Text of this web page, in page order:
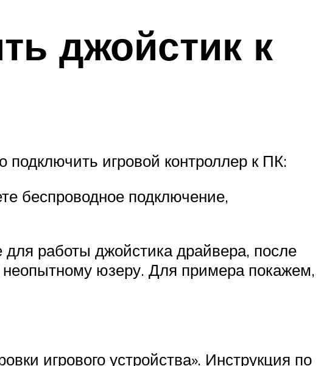
джойстик к
игровой контроллер к ПК:
беспроводное подключение,
для работы джойстика драйвера, после
неопытному юзеру. Для примера покажем,
игрового устройства». Инструкция по